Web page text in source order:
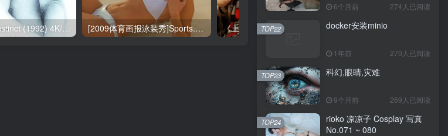
本能 Basic Instinct (1992) 4K/2160p 原盘Remux 中文字幕 [2009体育画报泳装秀]Sports.Illustrated.Swimsuit.2009 《上位》2013
6个月前 274人已阅读
docker安装minio
1年前 270人已阅读
TOP22
科幻,眼睛,灾难
9个月前 269人已阅读
TOP23
rioko 凉凉子 Cosplay 写真
No.071 ~ 080
TOP24